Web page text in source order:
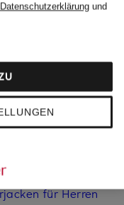
für Damen
für Herren
Datenschutzerklärungund